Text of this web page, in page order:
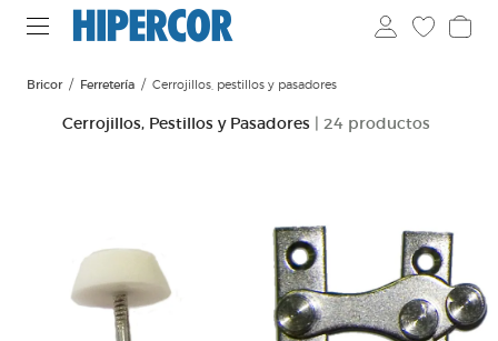
Bricor Ferretería Cerrojillos, pestillos y pasadores
Cerrojillos, Pestillos y Pasadores | 24 productos